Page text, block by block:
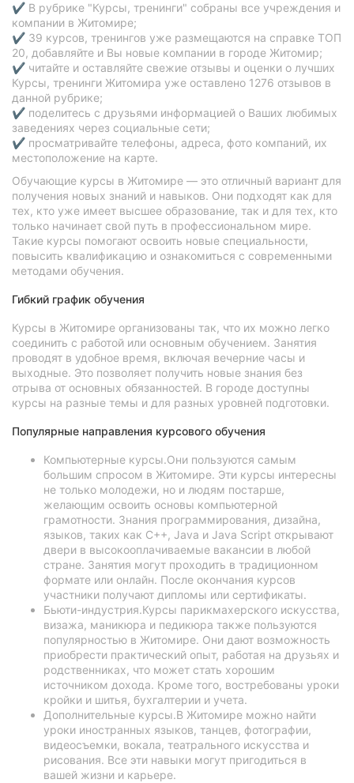
✔ В рубрике "Курсы, тренинги" собраны все учреждения и
компании в Житомире;
✔ 39 курсов, тренингов уже размещаются на справке ТОП
20, добавляйте и Вы новые компании в городе Житомир;
✔ читайте и оставляйте свежие отзывы и оценки о лучших
Курсы, тренинги Житомира уже оставлено 1276 отзывов в
данной рубрике;
✔ поделитесь с друзьями информацией о Ваших любимых
заведениях через социальные сети;
✔ просматривайте телефоны, адреса, фото компаний, их
местоположение на карте.
Обучающие курсы в Житомире — это отличный вариант для
получения новых знаний и навыков. Они подходят как для
тех, кто уже имеет высшее образование, так и для тех, кто
только начинает свой путь в профессиональном мире.
Такие курсы помогают освоить новые специальности,
повысить квалификацию и ознакомиться с современными
методами обучения.
Гибкий график обучения
Курсы в Житомире организованы так, что их можно легко
соединить с работой или основным обучением. Занятия
проводят в удобное время, включая вечерние часы и
выходные. Это позволяет получить новые знания без
отрыва от основных обязанностей. В городе доступны
курсы на разные темы и для разных уровней подготовки.
Популярные направления курсового обучения
Компьютерные курсы.Они пользуются самым
большим спросом в Житомире. Эти курсы интересны
не только молодежи, но и людям постарше,
желающим освоить основы компьютерной
грамотности. Знания программирования, дизайна,
языков, таких как C++, Java и Java Script открывают
двери в высокооплачиваемые вакансии в любой
стране. Занятия могут проходить в традиционном
формате или онлайн. После окончания курсов
участники получают дипломы или сертификаты.
Бьюти-индустрия.Курсы парикмахерского искусства,
визажа, маникюра и педикюра также пользуются
популярностью в Житомире. Они дают возможность
приобрести практический опыт, работая на друзьях и
родственниках, что может стать хорошим
источником дохода. Кроме того, востребованы уроки
кройки и шитья, бухгалтерии и учета.
Дополнительные курсы.В Житомире можно найти
уроки иностранных языков, танцев, фотографии,
видеосъемки, вокала, театрального искусства и
рисования. Все эти навыки могут пригодиться в
вашей жизни и карьере.